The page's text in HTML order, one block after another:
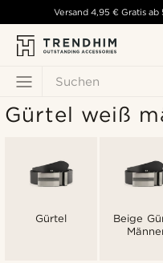
Suchen
Versand 4,95 € Gratis ab
Gürtel weiß
Gürtel
Beige